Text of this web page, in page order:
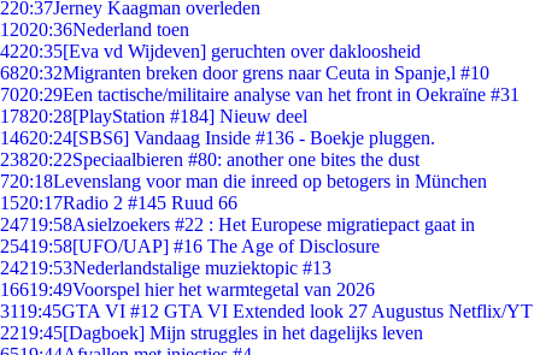
220:37Jerney Kaagman overleden
12020:36Nederland toen
4220:35[Eva vd Wijdeven] geruchten over dakloosheid
6820:32Migranten breken door grens naar Ceuta in Spanje,l #10
7020:29Een tactische/militaire analyse van het front in Oekraïne #31
17820:28[PlayStation #184] Nieuw deel
14620:24[SBS6] Vandaag Inside #136 - Boekje pluggen.
23820:22Speciaalbieren #80: another one bites the dust
720:18Levenslang voor man die inreed op betogers in München
1520:17Radio 2 #145 Ruud 66
24719:58Asielzoekers #22 : Het Europese migratiepact gaat in
25419:58[UFO/UAP] #16 The Age of Disclosure
24219:53Nederlandstalige muziektopic #13
16619:49Voorspel hier het warmtegetal van 2026
3119:45GTA VI #12 GTA VI Extended look 27 Augustus Netflix/YT
2219:45[Dagboek] Mijn struggles in het dagelijks leven